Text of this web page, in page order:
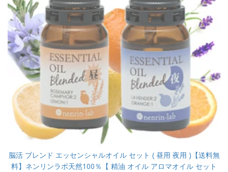
脳活 ブレンド エッセンシャルオイル セット ( 昼用 夜用 )【送料無
料】ネンリンラボ天然100％【 精油 オイル アロマオイル セット